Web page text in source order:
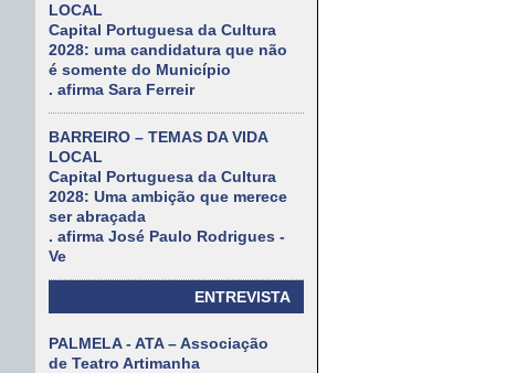
LOCAL
Capital Portuguesa da Cultura
2028: uma candidatura que não
é somente do Município
. afirma Sara Ferreir
BARREIRO – TEMAS DA VIDA
LOCAL
Capital Portuguesa da Cultura
2028: Uma ambição que merece
ser abraçada
. afirma José Paulo Rodrigues -
Ve
ENTREVISTA
PALMELA - ATA – Associação
de Teatro Artimanha